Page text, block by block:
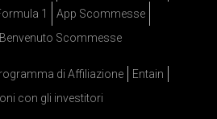
1
App Scommesse
Scommesse
di Affiliazione
Entain
con gli investitori